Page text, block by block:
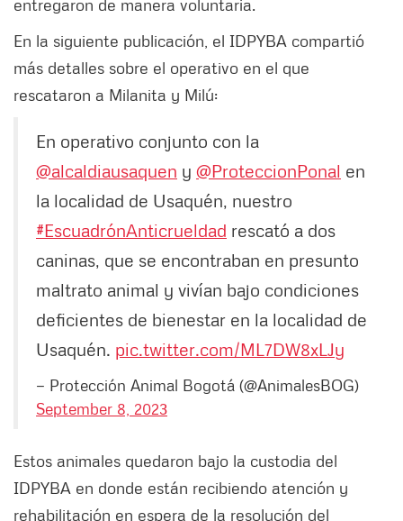
entregaron de manera voluntaria.
En la siguiente publicación, el IDPYBA compartió
más detalles sobre el operativo en el que
rescataron a Milanita y Milú:
En operativo conjunto con la
@alcaldiausaquen y @ProteccionPonal en
la localidad de Usaquén, nuestro
#EscuadrónAnticrueldad rescató a dos
caninas, que se encontraban en presunto
maltrato animal y vivían bajo condiciones
deficientes de bienestar en la localidad de
Usaquén. pic.twitter.com/ML7DW8xLJy
— Protección Animal Bogotá (@AnimalesBOG)
September 8, 2023
Estos animales quedaron bajo la custodia del
IDPYBA en donde están recibiendo atención y
rehabilitación en espera de la resolución del